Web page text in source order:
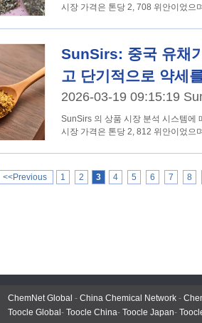
시장 가격은 톤당 2, 708 위안이었으
SunSirs: 중국 유채
고 단기적으로 약세
2026-03-19 09:15:19
SunSirs 의 상품 시장 분석 시스템에
시장 가격은 톤당 2, 812 위안이었으
<<Previous 1 2 3 4 5 6 7 8
ChemNet Global - China Chemical Network -
Toocle Global - Toocle China- Toocle Japan-